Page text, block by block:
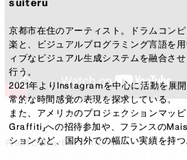
suiteru
京都市在住のアーティスト。ドラムコン
楽と、ビジュアルプログラミング言語を
ィブなビジュアル生成システムを融合さ
行う。
2021年よりInstagramを中心に活動を展
常的な時間感覚の表現を探求している。
また、アメリカのプロジェクションマッ
Graffiti」への招待参加や、フランスの
ションなど、国内外での幅広い実績を持つ
PHOTO: Martin Holtkamp
PHOTO: Martin Holtkamp